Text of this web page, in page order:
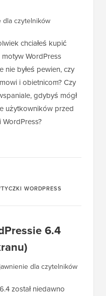
dla czytelników
chciałeś kupić
WordPress
nie byłeś pewien, czy
i obietnicom? Czy
gdybyś mógł
użytkowników przed
WORDPRESS
6.4
dla czytelników
został niedawno